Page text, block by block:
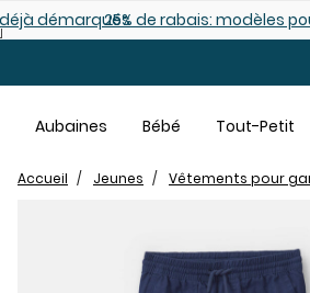
démarqués25% de rabais: modèles
Aubaines Bébé Tout-Petit
Accueil Jeunes Vêtements pour